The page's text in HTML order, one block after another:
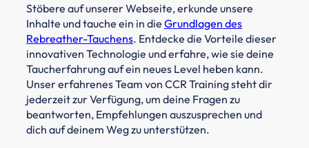
Stöbere auf unserer Webseite, erkunde unsere
Inhalte und tauche ein in die Grundlagen des
Rebreather-Tauchens. Entdecke die Vorteile dieser
innovativen Technologie und erfahre, wie sie deine
Taucherfahrung auf ein neues Level heben kann.
Unser erfahrenes Team von CCR Training steht dir
jederzeit zur Verfügung, um deine Fragen zu
beantworten, Empfehlungen auszusprechen und
dich auf deinem Weg zu unterstützen.